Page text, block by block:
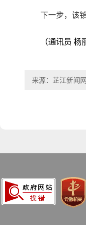
下一步，该
（通讯员 杨
来源：芷江新闻网